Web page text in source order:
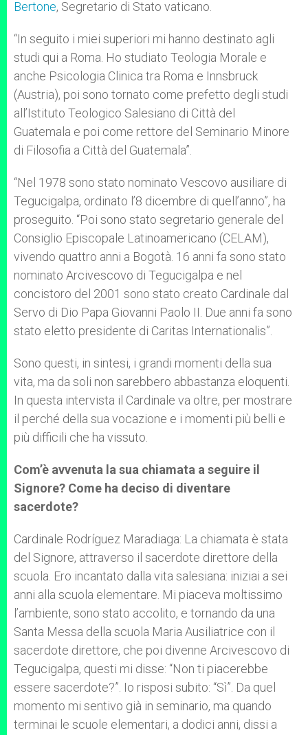
Bertone, Segretario di Stato vaticano.
“In seguito i miei superiori mi hanno destinato agli
studi qui a Roma. Ho studiato Teologia Morale e
anche Psicologia Clinica tra Roma e Innsbruck
(Austria), poi sono tornato come prefetto degli studi
all’Istituto Teologico Salesiano di Città del
Guatemala e poi come rettore del Seminario Minore
di Filosofia a Città del Guatemala”.
“Nel 1978 sono stato nominato Vescovo ausiliare di
Tegucigalpa, ordinato l’8 dicembre di quell’anno”, ha
proseguito. “Poi sono stato segretario generale del
Consiglio Episcopale Latinoamericano (CELAM),
vivendo quattro anni a Bogotà. 16 anni fa sono stato
nominato Arcivescovo di Tegucigalpa e nel
concistoro del 2001 sono stato creato Cardinale dal
Servo di Dio Papa Giovanni Paolo II. Due anni fa sono
stato eletto presidente di Caritas Internationalis”.
Sono questi, in sintesi, i grandi momenti della sua
vita, ma da soli non sarebbero abbastanza eloquenti.
In questa intervista il Cardinale va oltre, per mostrare
il perché della sua vocazione e i momenti più belli e
più difficili che ha vissuto.
Com’è avvenuta la sua chiamata a seguire il
Signore? Come ha deciso di diventare
sacerdote?
Cardinale Rodríguez Maradiaga: La chiamata è stata
del Signore, attraverso il sacerdote direttore della
scuola. Ero incantato dalla vita salesiana: iniziai a sei
anni alla scuola elementare. Mi piaceva moltissimo
l’ambiente, sono stato accolito, e tornando da una
Santa Messa della scuola Maria Ausiliatrice con il
sacerdote direttore, che poi divenne Arcivescovo di
Tegucigalpa, questi mi disse: “Non ti piacerebbe
essere sacerdote?”. Io risposi subito: “Sì”. Da quel
momento mi sentivo già in seminario, ma quando
terminai le scuole elementari, a dodici anni, dissi a